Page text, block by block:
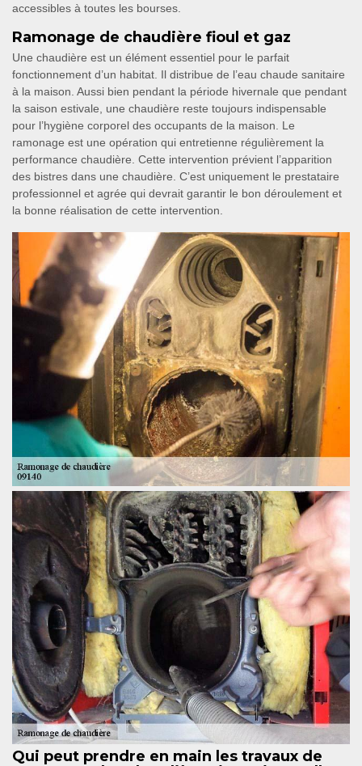
accessibles à toutes les bourses.
Ramonage de chaudière fioul et gaz
Une chaudière est un élément essentiel pour le parfait
fonctionnement d’un habitat. Il distribue de l’eau chaude sanitaire
à la maison. Aussi bien pendant la période hivernale que pendant
la saison estivale, une chaudière reste toujours indispensable
pour l’hygiène corporel des occupants de la maison. Le
ramonage est une opération qui entretienne régulièrement la
performance chaudière. Cette intervention prévient l’apparition
des bistres dans une chaudière. C’est uniquement le prestataire
professionnel et agrée qui devrait garantir le bon déroulement et
la bonne réalisation de cette intervention.
Qui peut prendre en main les travaux de